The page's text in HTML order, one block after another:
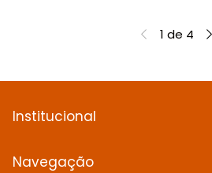
1 de 4
Institucional
Navegação